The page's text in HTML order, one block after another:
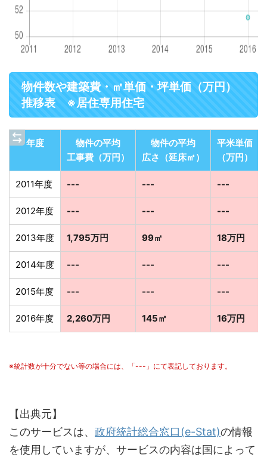
物件数や建築費・㎡単価・坪単価（万円）
推移表 ※居住専用住宅
年度
物件の平均
工事費（万円）
物件の平均
広さ（延床㎡）
平米単価
（万円）
2011年度 --- --- ---
2012年度 --- --- ---
2013年度 1,795万円 99㎡ 18万円
2014年度 --- --- ---
2015年度 --- --- ---
2016年度 2,260万円 145㎡ 16万円
※統計数が十分でない等の場合には、「---」にて表記しております。
【出典元】
このサービスは、 政府統計総合窓口(e-Stat)の情報
を使用していますが、サービスの内容は国によって